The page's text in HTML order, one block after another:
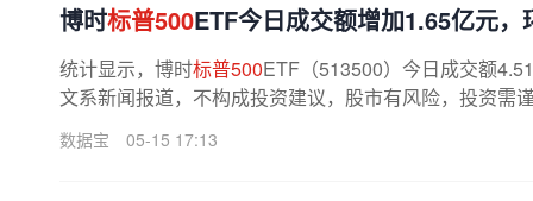
博时标普500ETF今日成交额增加1.65亿元
统计显示，博时标普500ETF（513500）今日成交额
文系新闻报道，不构成投资建议，股市有风险，投资需
数据宝 05-15 17:13